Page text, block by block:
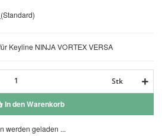
Keyline NINJA VORTEX VERSA
(Standard)
Stk
In den Warenkorb
werden geladen ...